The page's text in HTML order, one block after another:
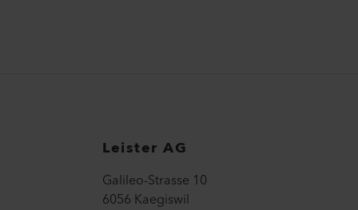
Leister AG
Galileo-Strasse 10
6056 Kaegiswil